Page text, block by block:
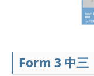
Form 3 中三